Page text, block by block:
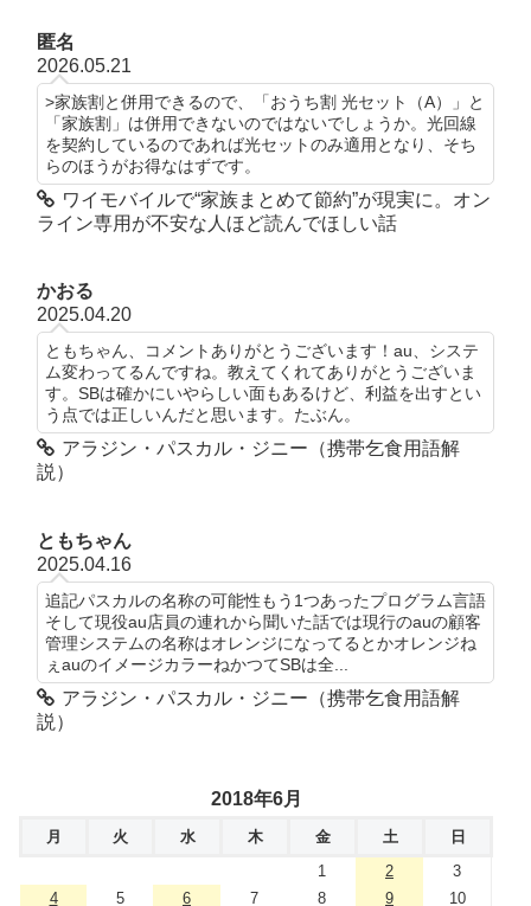
匿名
2026.05.21
>家族割と併用できるので、「おうち割 光セット（A）」と
「家族割」は併用できないのではないでしょうか。光回線
を契約しているのであれば光セットのみ適用となり、そち
らのほうがお得なはずです。
ワイモバイルで“家族まとめて節約”が現実に。オン
ライン専用が不安な人ほど読んでほしい話
かおる
2025.04.20
ともちゃん、コメントありがとうございます！au、システ
ム変わってるんですね。教えてくれてありがとうございま
す。SBは確かにいやらしい面もあるけど、利益を出すとい
う点では正しいんだと思います。たぶん。
アラジン・パスカル・ジニー（携帯乞食用語解
説）
ともちゃん
2025.04.16
追記パスカルの名称の可能性もう1つあったプログラム言語
そして現役au店員の連れから聞いた話では現行のauの顧客
管理システムの名称はオレンジになってるとかオレンジね
ぇauのイメージカラーねかつてSBは全...
アラジン・パスカル・ジニー（携帯乞食用語解
説）
2018年6月
月 火 水 木 金 土
日
1
2
3
4
5 6 7 8 9
10